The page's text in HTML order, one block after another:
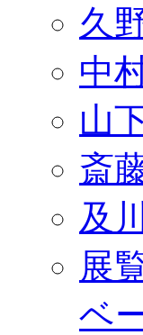
久
中
山
斎
及
展
ベ